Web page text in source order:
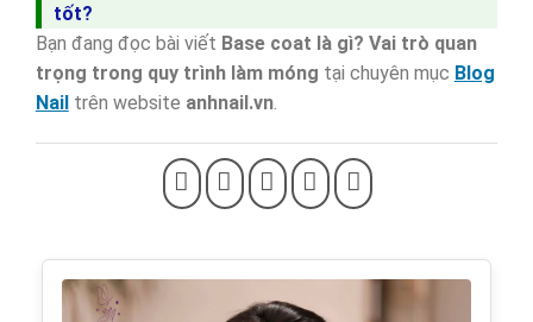
tốt?
Bạn đang đọc bài viết Base coat là gì? Vai trò quan
trọng trong quy trình làm móng tại chuyên mục Blog
Nailtrên website anhnail.vn.